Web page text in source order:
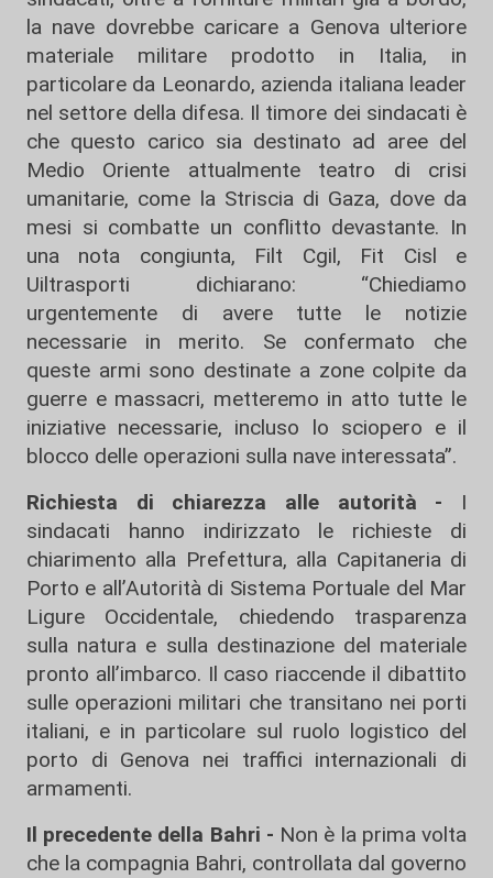
la nave dovrebbe caricare a Genova ulteriore
materiale militare prodotto in Italia, in
particolare da Leonardo, azienda italiana leader
nel settore della difesa. Il timore dei sindacati è
che questo carico sia destinato ad aree del
Medio Oriente attualmente teatro di crisi
umanitarie, come la Striscia di Gaza, dove da
mesi si combatte un conflitto devastante. In
una nota congiunta, Filt Cgil, Fit Cisl e
Uiltrasporti dichiarano: “Chiediamo
urgentemente di avere tutte le notizie
necessarie in merito. Se confermato che
queste armi sono destinate a zone colpite da
guerre e massacri, metteremo in atto tutte le
iniziative necessarie, incluso lo sciopero e il
blocco delle operazioni sulla nave interessata”.
Richiesta di chiarezza alle autorità - I
sindacati hanno indirizzato le richieste di
chiarimento alla Prefettura, alla Capitaneria di
Porto e all’Autorità di Sistema Portuale del Mar
Ligure Occidentale, chiedendo trasparenza
sulla natura e sulla destinazione del materiale
pronto all’imbarco. Il caso riaccende il dibattito
sulle operazioni militari che transitano nei porti
italiani, e in particolare sul ruolo logistico del
porto di Genova nei traffici internazionali di
armamenti.
Il precedente della Bahri - Non è la prima volta
che la compagnia Bahri, controllata dal governo